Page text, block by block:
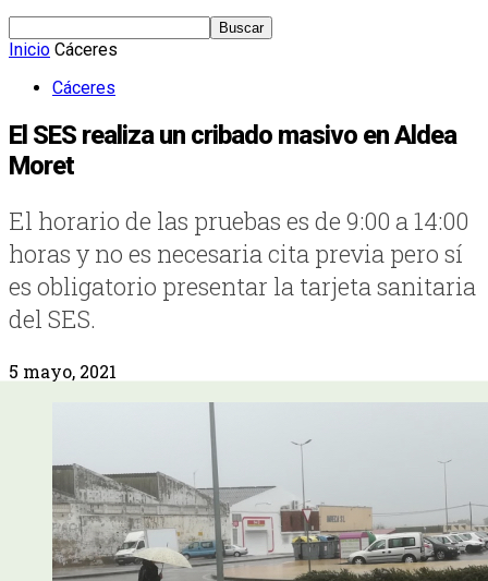
Inicio Cáceres
Cáceres
El SES realiza un cribado masivo en Aldea
Moret
El horario de las pruebas es de 9:00 a 14:00
horas y no es necesaria cita previa pero sí
es obligatorio presentar la tarjeta sanitaria
del SES.
5 mayo, 2021